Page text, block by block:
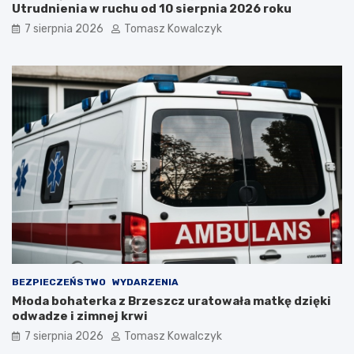
z
W
y
l
t
y
c
h
w
O
ś
w
c
i
m
i
i
j
p
z
d
n
a
m
.
Z
o
c
z
c
o
Utrudnienia w ruchu od 10 sierpnia 2026 roku
7 sierpnia 2026 Tomasz Kowalczyk
BEZPIECZEŃSTWO WYDARZENIA
Młoda bohaterka z Brzeszcz uratowała matkę dzięki
odwadze i zimnej krwi
7 sierpnia 2026 Tomasz Kowalczyk